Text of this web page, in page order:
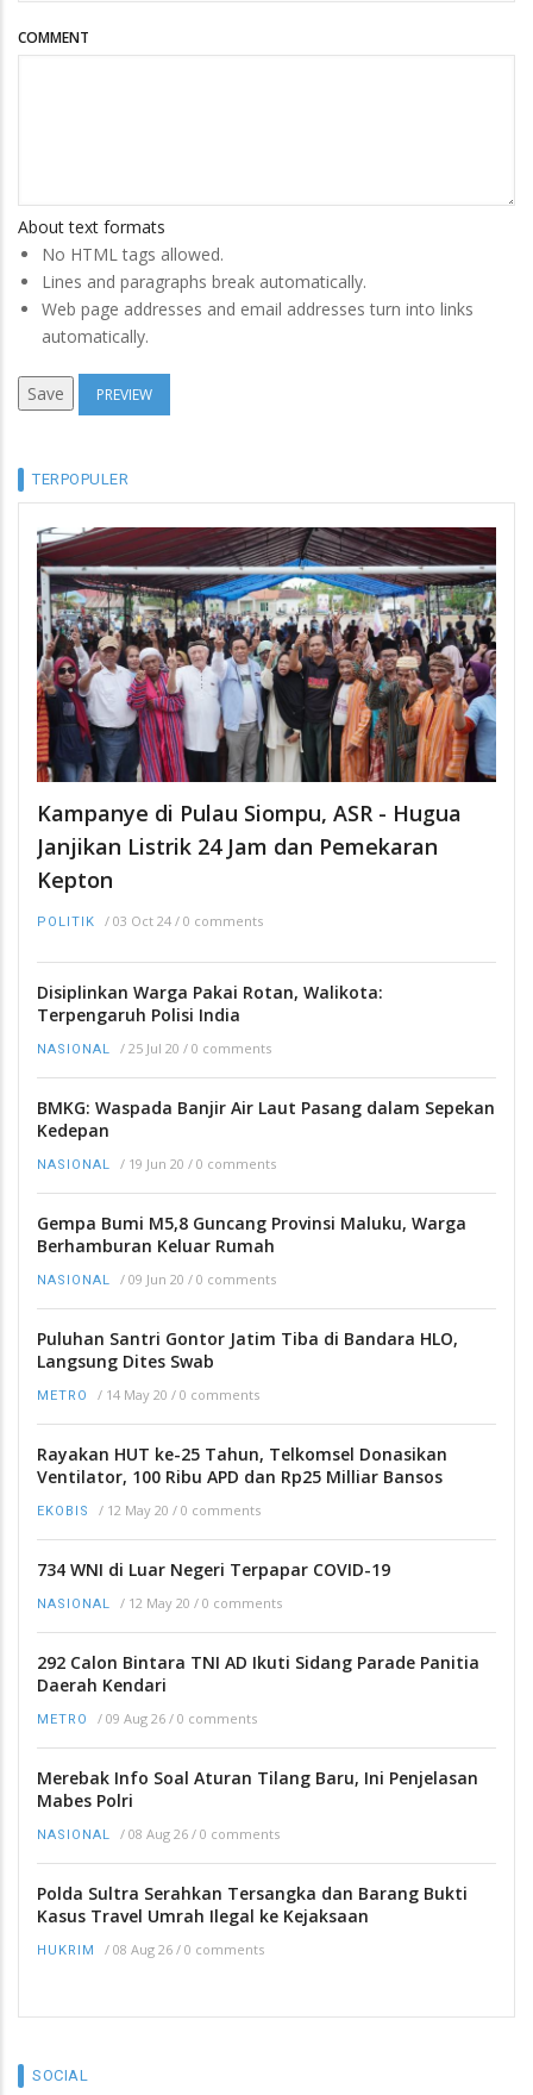
COMMENT
About text formats
No HTML tags allowed.
Lines and paragraphs break automatically.
Web page addresses and email addresses turn into links
automatically.
TERPOPULER
Kampanye di Pulau Siompu, ASR - Hugua
Janjikan Listrik 24 Jam dan Pemekaran
Kepton
POLITIK / 03 Oct 24 / 0 comments
Disiplinkan Warga Pakai Rotan, Walikota:
Terpengaruh Polisi India
NASIONAL / 25 Jul 20 / 0 comments
BMKG: Waspada Banjir Air Laut Pasang dalam Sepekan
Kedepan
NASIONAL / 19 Jun 20 / 0 comments
Gempa Bumi M5,8 Guncang Provinsi Maluku, Warga
Berhamburan Keluar Rumah
NASIONAL / 09 Jun 20 / 0 comments
Puluhan Santri Gontor Jatim Tiba di Bandara HLO,
Langsung Dites Swab
METRO / 14 May 20 / 0 comments
Rayakan HUT ke-25 Tahun, Telkomsel Donasikan
Ventilator, 100 Ribu APD dan Rp25 Milliar Bansos
EKOBIS / 12 May 20 / 0 comments
734 WNI di Luar Negeri Terpapar COVID-19
NASIONAL / 12 May 20 / 0 comments
292 Calon Bintara TNI AD Ikuti Sidang Parade Panitia
Daerah Kendari
METRO / 09 Aug 26 / 0 comments
Merebak Info Soal Aturan Tilang Baru, Ini Penjelasan
Mabes Polri
NASIONAL / 08 Aug 26 / 0 comments
Polda Sultra Serahkan Tersangka dan Barang Bukti
Kasus Travel Umrah Ilegal ke Kejaksaan
HUKRIM / 08 Aug 26 / 0 comments
SOCIAL